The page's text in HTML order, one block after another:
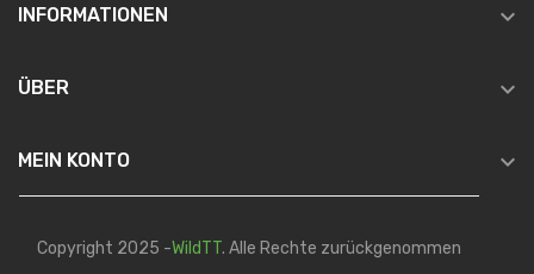
INFORMATIONEN 
ÜBER 
MEIN KONTO 
Copyright 2025 -WildTT. Alle Rechte zurückgenommen